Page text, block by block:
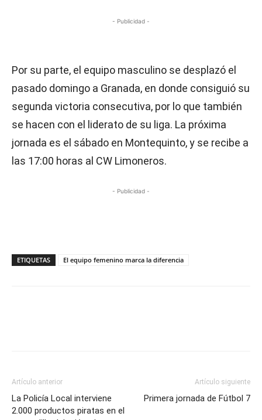
- Publicidad -
Por su parte, el equipo masculino se desplazó el
pasado domingo a Granada, en donde consiguió su
segunda victoria consecutiva, por lo que también
se hacen con el liderato de su liga. La próxima
jornada es el sábado en Montequinto, y se recibe a
las 17:00 horas al CW Limoneros.
- Publicidad -
ETIQUETAS El equipo femenino marca la diferencia
Artículo anterior
La Policía Local interviene
2.000 productos piratas en el
Artículo siguiente
Primera jornada de Fútbol 7